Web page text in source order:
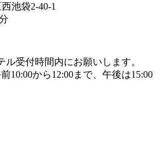
池袋2-40-1
ル受付時間内にお願いします。
10:00から12:00まで、午後は15:00